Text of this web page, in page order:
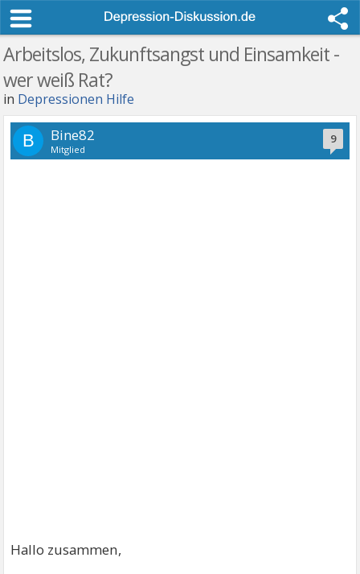
Arbeitslos, Zukunftsangst und Einsamkeit -
wer weiß Rat?
in Depressionen Hilfe
9
B Bine82
Mitglied
Hallo zusammen,